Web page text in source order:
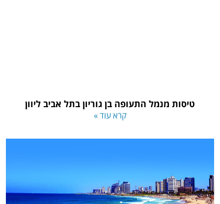
טיסות מנמל התעופה בן גוריון בתל אביב ליוון
קרא עוד »